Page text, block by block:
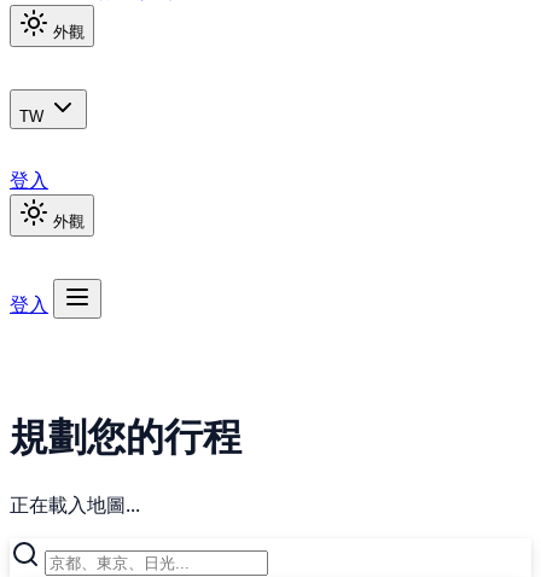
外觀
TW
登入
外觀
登入
規劃您的行程
正在載入地圖...